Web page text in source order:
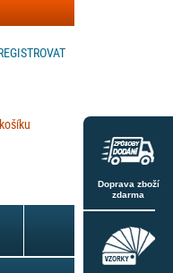
Doprava zboží
zdarma